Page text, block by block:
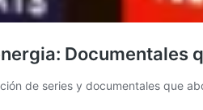
Documentales
de series y documentales que